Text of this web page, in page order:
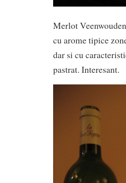
Merlot
cu arome tipice
dar si cu
pastrat. Interesant.